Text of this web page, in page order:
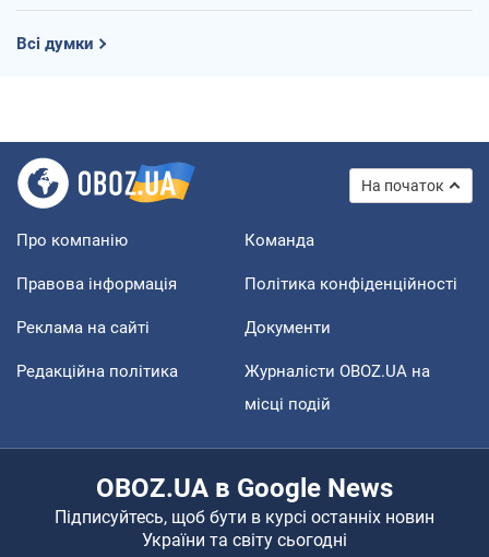
Всі думки
На початок
Про компанію Команда
Правова інформація Політика конфіденційності
Реклама на сайті Документи
Редакційна політика
Журналісти OBOZ.UA на
місці подій
OBOZ.UA в Google News
Підписуйтесь, щоб бути в курсі останніх новин
України та світу сьогодні